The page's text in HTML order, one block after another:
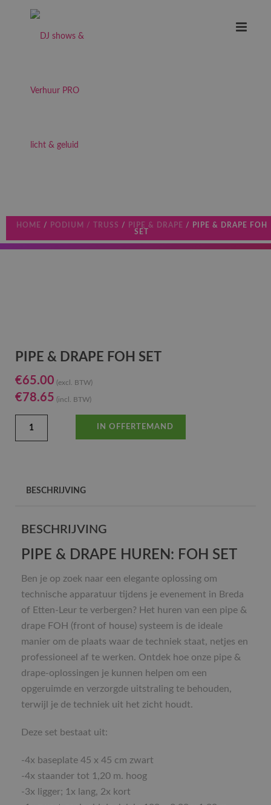
HOME / PODIUM / TRUSS / PIPE & DRAPE / PIPE & DRAPE FOH
SET
PIPE & DRAPE FOH SET
€65.00 (excl. BTW)
€78.65 (incl. BTW)
IN OFFERTEMAND
BESCHRIJVING
BESCHRIJVING
PIPE & DRAPE HUREN: FOH SET
Ben je op zoek naar een elegante oplossing om
technische apparatuur tijdens je evenement in Breda
of Etten-Leur te verbergen? Het huren van een pipe &
drape FOH (front of house) systeem is de ideale
manier om de plaats waar de techniek staat, netjes en
professioneel af te werken. Ontdek hoe onze pipe &
drape-oplossingen je kunnen helpen om een
opgeruimde en verzorgde uitstraling te behouden,
terwijl je de techniek uit het zicht houdt.
Deze set bestaat uit:
-4x baseplate 45 x 45 cm zwart
-4x staander tot 1,20 m. hoog
-3x ligger; 1x lang, 2x kort